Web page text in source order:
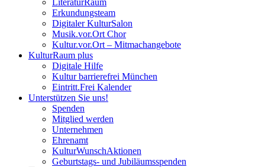
LiteraturRaum
Erkundungsteam
Digitaler KulturSalon
Musik.vor.Ort Chor
Kultur.vor.Ort – Mitmachangebote
KulturRaum plus
Digitale Hilfe
Kultur barrierefrei München
Eintritt.Frei Kalender
Unterstützen Sie uns!
Spenden
Mitglied werden
Unternehmen
Ehrenamt
KulturWunschAktionen
Geburtstags- und Jubiläumsspenden